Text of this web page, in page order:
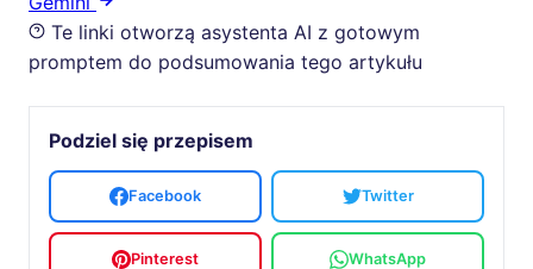
Te linki otworzą asystenta AI z gotowym
promptem do podsumowania tego artykułu
Podziel się przepisem
Facebook Twitter
Pinterest WhatsApp